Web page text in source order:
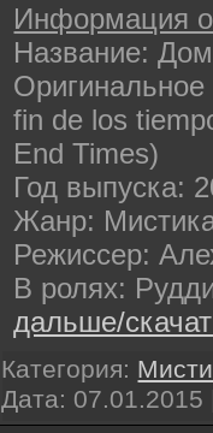
Информация
Название:
fin de los
End Times)
Год выпуска:
Жанр:
Режиссер:
В ролях:
дальше/
Категория:
Дата: 07.01.2015